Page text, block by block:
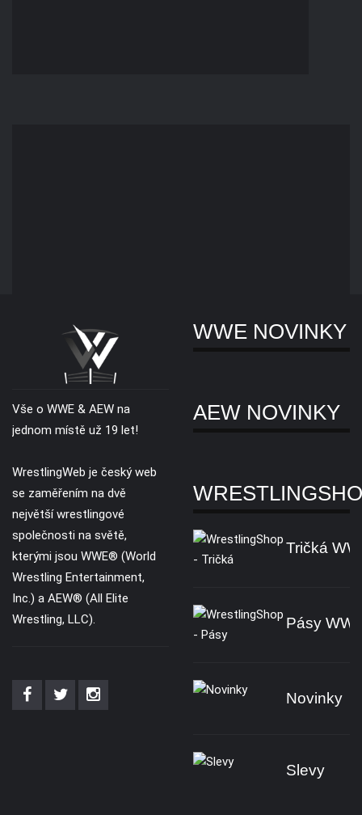
Vše o WWE & AEW na
jednom místě už 19 let!
WrestlingWeb je český web
se zaměřením na dvě
největší wrestlingové
společnosti na světě,
kterými jsou WWE® (World
Wrestling Entertainment,
Inc.) a AEW® (All Elite
Wrestling, LLC).
WWE NOVINKY
AEW NOVINKY
Tričká
Pásy
Novinky
Slevy